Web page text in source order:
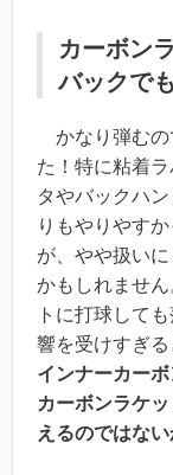
カーボン
バックで
かなり弾むの
た！特に粘着
タやバックハ
りもやりやすか
が、やや扱い
かもしれませ
トに打球して
響を受けすぎ
インナーカー
カーボンラケ
えるのではな